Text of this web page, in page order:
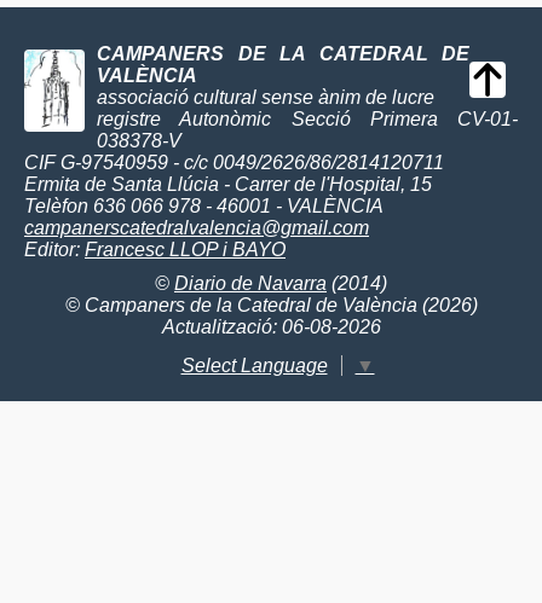
CAMPANERS DE LA CATEDRAL DE
VALÈNCIA
associació cultural sense ànim de lucre
registre Autonòmic Secció Primera CV-01-
038378-V
CIF G-97540959 - c/c 0049/2626/86/2814120711
Ermita de Santa Llúcia - Carrer de l'Hospital, 15
Telèfon 636 066 978 - 46001 - VALÈNCIA
campanerscatedralvalencia@gmail.com
Editor: Francesc LLOP i BAYO
© Diario de Navarra (2014)
© Campaners de la Catedral de València (2026)
Actualització: 06-08-2026
Select Language
▼